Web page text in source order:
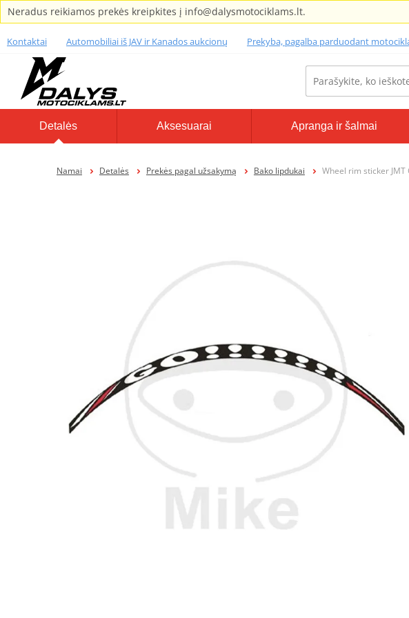
Neradus reikiamos prekės kreipkites į info@dalysmotociklams.lt.
Kontaktai Automobiliai iš JAV ir Kanados aukcionų Prekyba, pagalba parduodant
Detalės Aksesuarai Apranga ir šalmai
Namai Detalės Prekės pagal užsakymą Bako lipdukai Wheel rim sticker JMT